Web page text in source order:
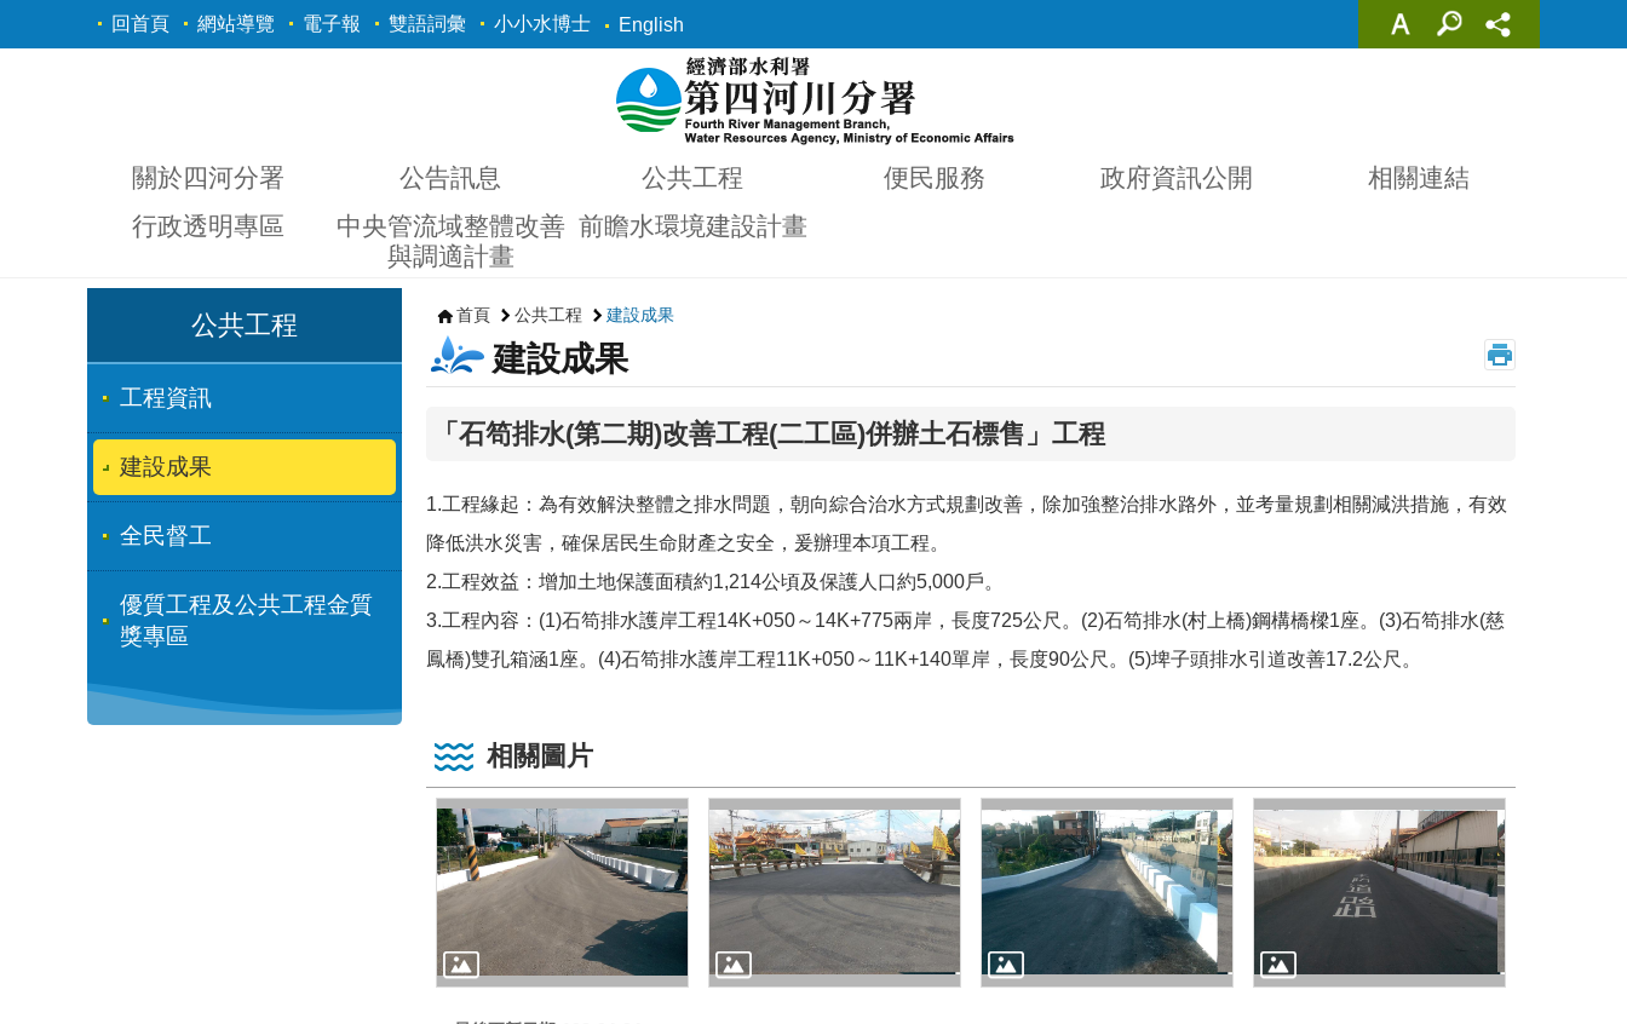
跳到主要內容區塊
回首頁 網站導覽 電子報 雙語詞彙 小小水博士 English
關於四河分署 公告訊息 公共工程 便民服務 政府資訊公開
相關連結
行政透明專區
中央管流域整體改善
與調適計畫
前瞻水環境建設計畫
公共工程
工程資訊
建設成果
全民督工
優質工程及公共工程金質
獎專區
首頁 公共工程 建設成果
建設成果
「石笱排水(第二期)改善工程(二工區)併辦土石標售」工程
1.工程緣起：為有效解決整體之排水問題，朝向綜合治水方式規劃改善，除加強整治排水路外，並考量規劃相關減洪措施，有效
降低洪水災害，確保居民生命財產之安全，爰辦理本項工程。
2.工程效益：增加土地保護面積約1,214公頃及保護人口約5,000戶。
3.工程內容：(1)石笱排水護岸工程14K+050～14K+775兩岸，長度725公尺。(2)石笱排水(村上橋)鋼構橋樑1座。(3)石笱排水(慈
鳳橋)雙孔箱涵1座。(4)石笱排水護岸工程11K+050～11K+140單岸，長度90公尺。(5)埤子頭排水引道改善17.2公尺。
相關圖片